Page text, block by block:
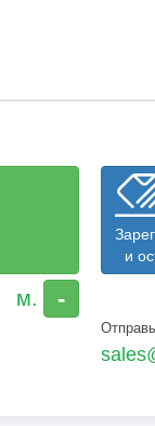
-
и